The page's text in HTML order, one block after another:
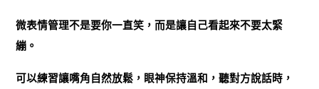
微表情管理不是要你一直笑，而是讓自己看起來不要太緊
繃。
可以練習讓嘴角自然放鬆，眼神保持溫和，聽對方說話時，